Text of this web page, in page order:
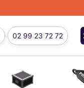
02 99 23 72 72